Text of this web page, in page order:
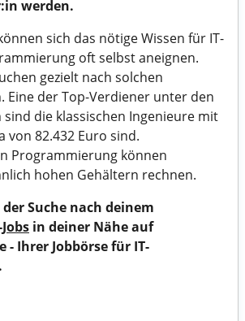
werden.
sich das nötige Wissen für IT-
oft selbst aneignen.
gezielt nach solchen
Eine der Top-Verdiener unter den
die klassischen Ingenieure mit
von 82.432 Euro sind.
Programmierung können
hohen Gehältern rechnen.
Suche nach deinem
in deiner Nähe auf
- Ihrer Jobbörse für IT-